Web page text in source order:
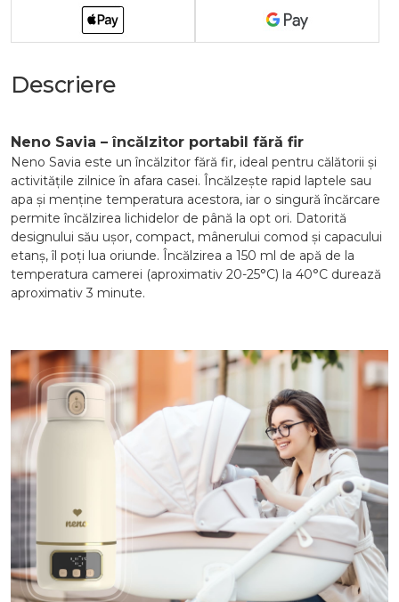
Descriere
Neno Savia – încălzitor portabil fără fir
Neno Savia este un încălzitor fără fir, ideal pentru călătorii și
activitățile zilnice în afara casei. Încălzește rapid laptele sau
apa și menține temperatura acestora, iar o singură încărcare
permite încălzirea lichidelor de până la opt ori. Datorită
designului său ușor, compact, mânerului comod și capacului
etanș, îl poți lua oriunde. Încălzirea a 150 ml de apă de la
temperatura camerei (aproximativ 20-25°C) la 40°C durează
aproximativ 3 minute.